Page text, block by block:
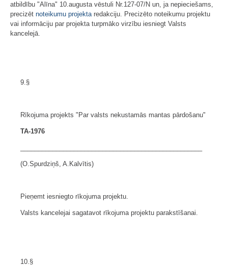
atbildību "Alīna" 10.augusta vēstuli Nr.127-07/N un, ja nepieciešams,
precizēt noteikumu projektaredakciju. Precizēto noteikumu projektu
vai informāciju par projekta turpmāko virzību iesniegt Valsts
kancelejā.
9.§
Rīkojuma projekts "Par valsts nekustamās mantas pārdošanu"
TA-1976
(O.Spurdziņš, A.Kalvītis)
Pieņemt iesniegto rīkojuma projektu.
Valsts kancelejai sagatavot rīkojuma projektu parakstīšanai.
10.§